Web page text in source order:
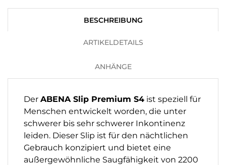
BESCHREIBUNG
ARTIKELDETAILS
ANHÄNGE
Der ABENA Slip Premium S4 ist speziell für
Menschen entwickelt worden, die unter
schwerer bis sehr schwerer Inkontinenz
leiden. Dieser Slip ist für den nächtlichen
Gebrauch konzipiert und bietet eine
außergewöhnliche Saugfähigkeit von 2200